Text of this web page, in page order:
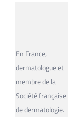
En France,
dermatologue et
membre de la
Société française
de dermatologie.